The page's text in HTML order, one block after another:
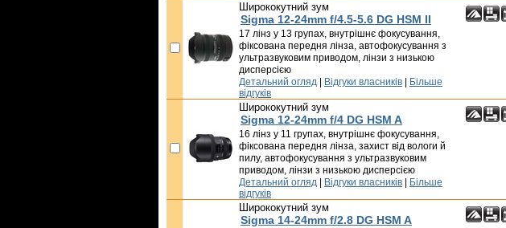
Ширококутний зум
Sigma 12-24mm f/4.5-5.6 DG HSM II
17 лінз у 13 групах, внутрішнє фокусування,
фіксована передня лінза, автофокусування з
ультразвуковим приводом, лінзи з низькою
дисперсією
Детальний огляд Відгуки власників
Більше
відгуків
Ширококутний зум
Sigma 12-24mm f/4 DG HSM A
16 лінз у 11 групах, внутрішнє фокусування,
фіксована передня лінза, захист від вологи й
пилу, автофокусування з ультразвуковим
приводом, лінзи з низькою дисперсією
Детальний огляд Відгуки власників
Більше
відгуків
Ширококутний зум
Sigma 14-24mm f/2.8 DG HSM A